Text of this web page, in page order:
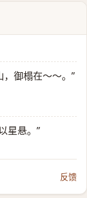
，御榻在～～。”
星悬。”
反馈